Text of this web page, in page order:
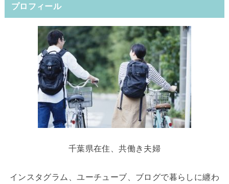
プロフィール
千葉県在住、共働き夫婦
インスタグラム、ユーチューブ、ブログで暮らしに纏わ